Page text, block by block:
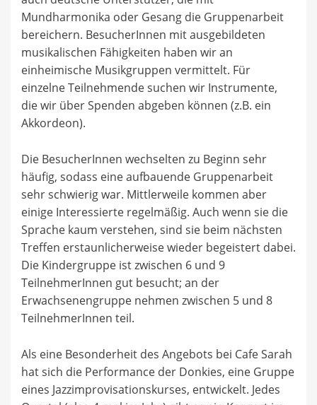
Mundharmonika oder Gesang die Gruppenarbeit
bereichern. BesucherInnen mit ausgebildeten
musikalischen Fähigkeiten haben wir an
einheimische Musikgruppen vermittelt. Für
einzelne Teilnehmende suchen wir Instrumente,
die wir über Spenden abgeben können (z.B. ein
Akkordeon).
Die BesucherInnen wechselten zu Beginn sehr
häufig, sodass eine aufbauende Gruppenarbeit
sehr schwierig war. Mittlerweile kommen aber
einige Interessierte regelmäßig. Auch wenn sie die
Sprache kaum verstehen, sind sie beim nächsten
Treffen erstaunlicherweise wieder begeistert dabei.
Die Kindergruppe ist zwischen 6 und 9
TeilnehmerInnen gut besucht; an der
Erwachsenengruppe nehmen zwischen 5 und 8
TeilnehmerInnen teil.
Als eine Besonderheit des Angebots bei Cafe Sarah
hat sich die Performance der Donkies, eine Gruppe
eines Jazzimprovisationskurses, entwickelt. Jedes